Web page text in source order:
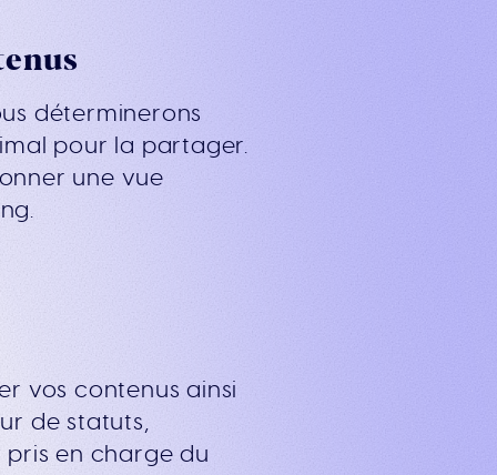
déterminerons
pour la partager.
une vue
vos contenus ainsi
de statuts,
pris en charge du